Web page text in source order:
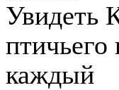
Увидеть
птичьего
каждый